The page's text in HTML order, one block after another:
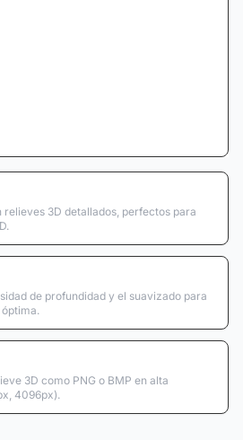
3D detallados, perfectos para
de profundidad y el suavizado para
3D como PNG o BMP en alta
4096px).